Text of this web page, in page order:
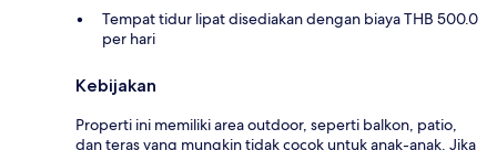
Tempat tidur lipat disediakan dengan biaya THB 500.0
per hari
Kebijakan
Properti ini memiliki area outdoor, seperti balkon, patio,
dan teras yang mungkin tidak cocok untuk anak-anak. Jika